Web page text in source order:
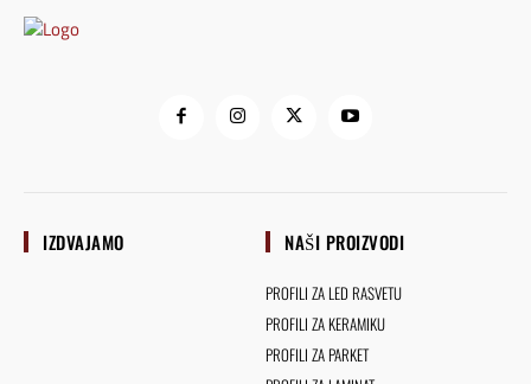
IZDVAJAMO NAŠI PROIZVODI
PROFILI ZA LED RASVETU
PROFILI ZA KERAMIKU
PROFILI ZA PARKET